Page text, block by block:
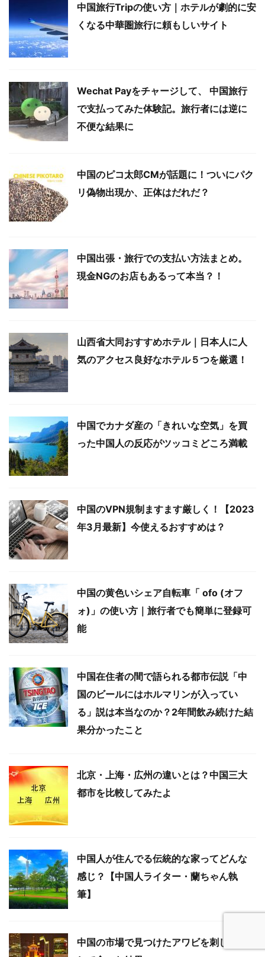
中国旅行Tripの使い方｜ホテルが劇的に安
くなる中華圏旅行に頼もしいサイト
Wechat Payをチャージして、 中国旅行
で支払ってみた体験記。旅行者には逆に
不便な結果に
中国のピコ太郎CMが話題に！ついにパク
リ偽物出現か、正体はだれだ？
中国出張・旅行での支払い方法まとめ。
現金NGのお店もあるって本当？！
山西省大同おすすめホテル｜日本人に人
気のアクセス良好なホテル５つを厳選！
中国でカナダ産の「きれいな空気」を買
った中国人の反応がツッコミどころ満載
中国のVPN規制ますます厳しく！【2023
年3月最新】今使えるおすすめは？
中国の黄色いシェア自転車「 ofo (オフ
ォ)」の使い方｜旅行者でも簡単に登録可
能
中国在住者の間で語られる都市伝説「中
国のビールにはホルマリンが入ってい
る」説は本当なのか？2年間飲み続けた結
果分かったこと
北京・上海・広州の違いとは？中国三大
都市を比較してみたよ
中国人が住んでる伝統的な家ってどんな
感じ？【中国人ライター・蘭ちゃん執
筆】
中国の市場で見つけたアワビを刺し身に